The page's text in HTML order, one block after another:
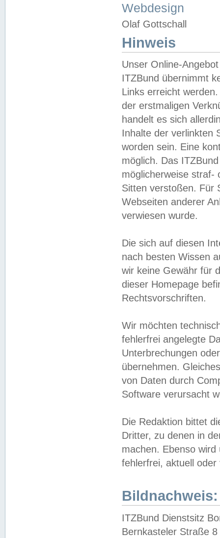
Webdesign
Olaf Gottschall
Hinweis
Unser Online-
ITZBund übernimmt
Links erreicht
der erstmaligen
handelt es sich
Inhalte der verlinkten
worden sein. Eine
möglich. Das
möglicherweise straf-
Sitten verstoßen. Für
Webseiten anderer
verwiesen wurde.
Die sich auf diesen
nach besten Wissen
wir keine Gewähr für
dieser Homepage
Rechtsvorschriften.
Wir möchten
fehlerfrei angelegte
Unterbrechungen
übernehmen.
von Daten durch
Software verursacht
Die Redaktion bittet
Dritter, zu denen in
machen. Ebenso
fehlerfrei, aktuell oder
Bildnachweis:
ITZBund Dienstsitz
Bernkasteler Straße 8